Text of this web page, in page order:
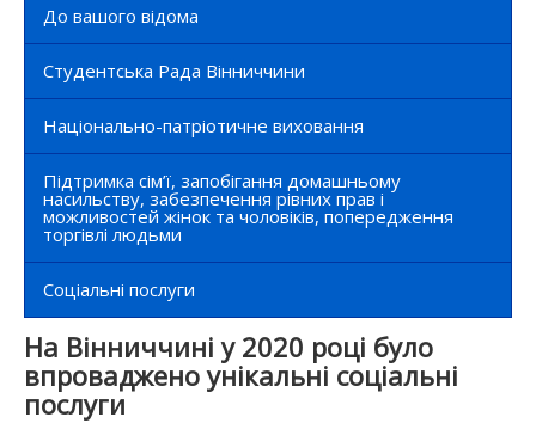
До вашого відома
Студентська Рада Вінниччини
Національно-патріотичне виховання
Підтримка сім’ї, запобігання домашньому
насильству, забезпечення рівних прав і
можливостей жінок та чоловіків, попередження
торгівлі людьми
Соціальні послуги
На Вінниччині у 2020 році було
впроваджено унікальні соціальні
послуги